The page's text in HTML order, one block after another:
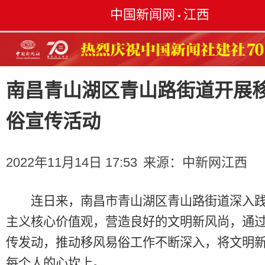
中国新闻网 • 江西
南昌青山湖区青山路街道开展
俗宣传活动
2022年11月14日 17:53 来源： 中新网江西
连日来，南昌市青山湖区青山路街道深入
主义核心价值观，营造良好的文明新风尚，通
传发动，推动移风易俗工作不断深入，将文明